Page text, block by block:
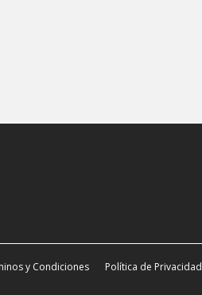
y Condiciones Política de Privacidad